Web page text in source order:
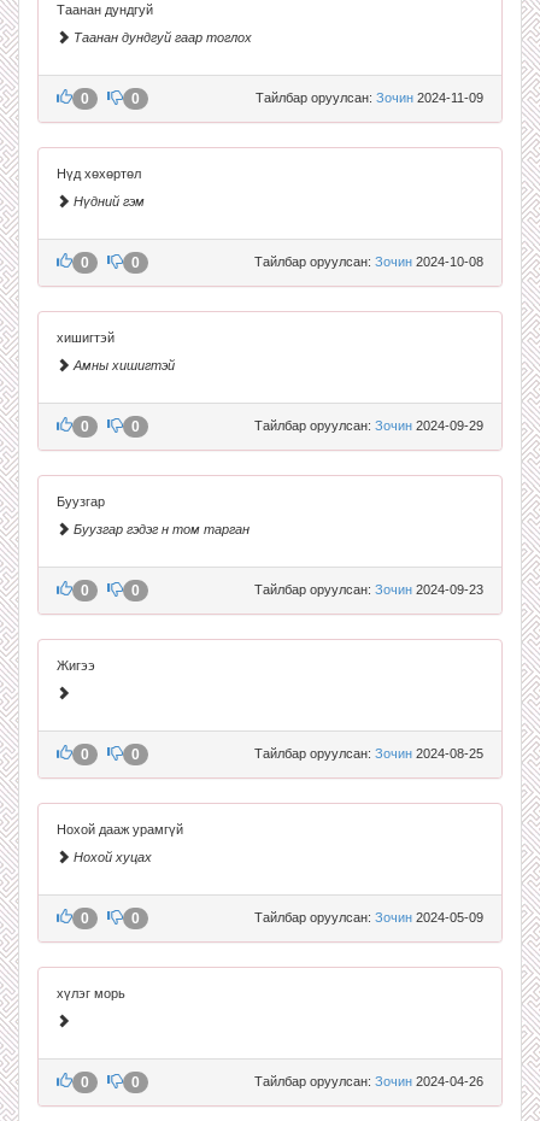
Таанан дундгуй
Таанан дундгуй гаар тоглох
Тайлбар оруулсан: Зочин 2024-11-09
0 0
Нүд хөхөртөл
Нүдний гэм
Тайлбар оруулсан: Зочин 2024-10-08
0 0
хишигтэй
Амны хишигтэй
Тайлбар оруулсан: Зочин 2024-09-29
0 0
Буузгар
Буузгар гэдэг н том тарган
Тайлбар оруулсан: Зочин 2024-09-23
0 0
Жигээ
Тайлбар оруулсан: Зочин 2024-08-25
0 0
Нохой дааж урамгүй
Нохой хуцах
Тайлбар оруулсан: Зочин 2024-05-09
0 0
хүлэг морь
Тайлбар оруулсан: Зочин 2024-04-26
0 0